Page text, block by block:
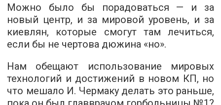
Можно было бы порадоваться — и за
новый центр, и за мировой уровень, и за
киевлян, которые смогут там лечиться,
если бы не чертова дюжина «но».
Нам обещают использование мировых
технологий и достижений в новом КП, но
что мешало И. Чермаку делать это раньше,